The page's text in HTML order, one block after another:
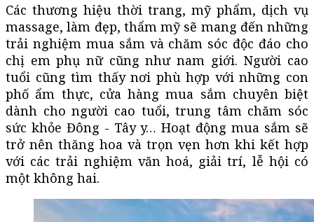
Các thương hiệu thời trang, mỹ phẩm, dịch vụ
massage, làm đẹp, thẩm mỹ sẽ mang đến những
trải nghiệm mua sắm và chăm sóc độc đáo cho
chị em phụ nữ cũng như nam giới. Người cao
tuổi cũng tìm thấy nơi phù hợp với những con
phố ẩm thực, cửa hàng mua sắm chuyên biệt
dành cho người cao tuổi, trung tâm chăm sóc
sức khỏe Đông - Tây y… Hoạt động mua sắm sẽ
trở nên thăng hoa và trọn vẹn hơn khi kết hợp
với các trải nghiệm văn hoá, giải trí, lễ hội có
một không hai.